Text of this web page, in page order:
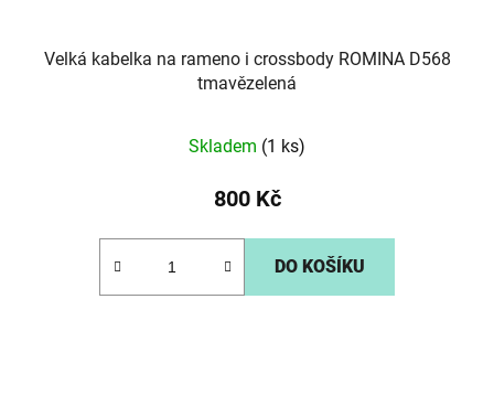
Velká kabelka na rameno i crossbody ROMINA D568
tmavězelená
Skladem (1 ks)
800 Kč
DO KOŠÍKU